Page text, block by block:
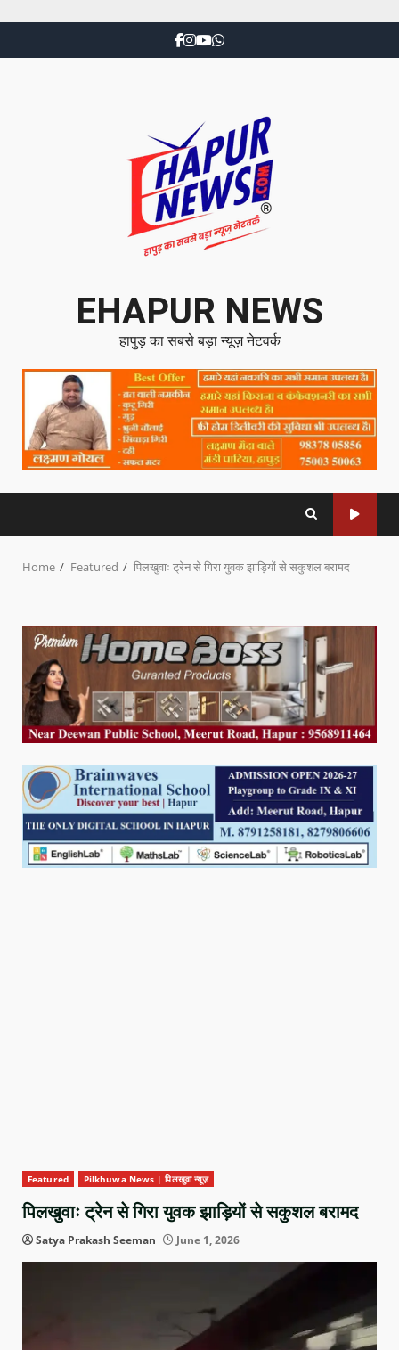
EHAPUR NEWS
हापुड़ का सबसे बड़ा न्यूज़ नेटवर्क
Home Featured पिलखुवाः ट्रेन से गिरा युवक झाड़ियों से सकुशल बरामद
Featured Pilkhuwa News | पिलखुवा न्यूज़
पिलखुवाः ट्रेन से गिरा युवक झाड़ियों से सकुशल बरामद
Satya Prakash Seeman June 1, 2026